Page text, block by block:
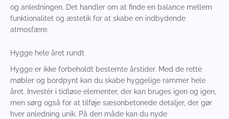
og anledningen. Det handler om at finde en balance mellem
funktionalitet og æstetik for at skabe en indbydende
atmosfære.
Hygge hele året rundt
Hygge er ikke forbeholdt bestemte årstider. Med de rette
møbler og bordpynt kan du skabe hyggelige rammer hele
året. Investér i tidløse elementer, der kan bruges igen og igen,
men sørg også for at tilføje sæsonbetonede detaljer, der gør
hver anledning unik. På den måde kan du nyde